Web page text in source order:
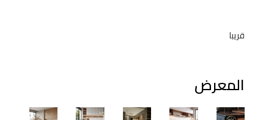
قريبا
المعرض